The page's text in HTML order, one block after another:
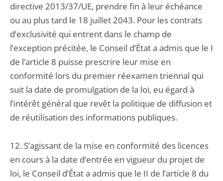
directive 2013/37/UE, prendre fin à leur échéance
ou au plus tard le 18 juillet 2043. Pour les contrats
d’exclusivité qui entrent dans le champ de
l’exception précitée, le Conseil d’État a admis que le I
de l’article 8 puisse prescrire leur mise en
conformité lors du premier réexamen triennal qui
suit la date de promulgation de la loi, eu égard à
l’intérêt général que revêt la politique de diffusion et
de réutilisation des informations publiques.
12. S’agissant de la mise en conformité des licences
en cours à la date d’entrée en vigueur du projet de
loi, le Conseil d’État a admis que le II de l’article 8 du